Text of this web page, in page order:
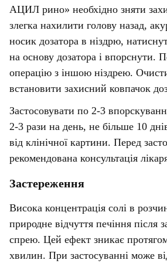
АЦИЛ рино» необхідно зняти
злегка нахилити голову назад,
носик дозатора в ніздрю,
на основу дозатора і впорснути.
операцію з іншою ніздрею.
встановити захисний ковпачок
Застосовувати по 2-3
2-3 рази на день, не більше 10
від клінічної картини. Перед
рекомендована консультація
Застереження
Висока концентрація солі в
природне відчуття печіння після
спрею. Цей ефект зникає
хвилин. При застосуванні може